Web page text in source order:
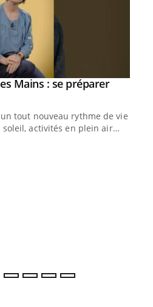
Mains : se préparer
tout nouveau rythme de vie !
soleil, activités en plein air…